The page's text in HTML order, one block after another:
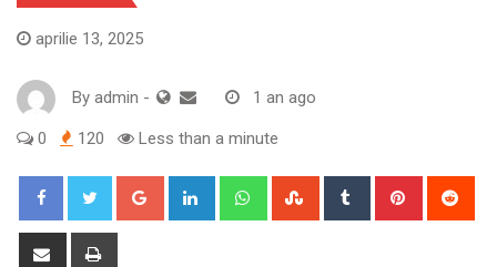
aprilie 13, 2025
By admin - 1 an ago
0 120 Less than a minute
Google+ LinkedIn WhatsappStumbleUpon
Tumblr Pinterest
Share